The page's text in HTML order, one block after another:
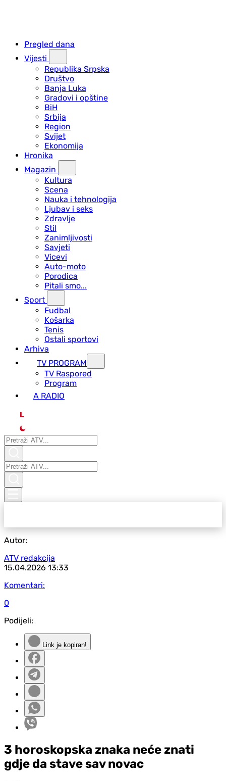
Pregled dana
Vijesti
Republika Srpska
Društvo
Banja Luka
Gradovi i opštine
BiH
Srbija
Region
Svijet
Ekonomija
Hronika
Magazin
Kultura
Scena
Nauka i tehnologija
Ljubav i seks
Zdravlje
Stil
Zanimljivosti
Savjeti
Vicevi
Auto-moto
Porodica
Pitali smo...
Sport
Fudbal
Košarka
Tenis
Ostali sportovi
Arhiva
TV PROGRAM
ТV Raspored
Program
A RADIO
L
Autor:
ATV redakcija
15.04.2026 13:33
Komentari:
0
Podijeli:
Link je kopiran!
3 horoskopska znaka neće znati
gdje da stave sav novac